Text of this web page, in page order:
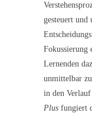
gesteuert und
Fokussierung
Lernenden
unmittelbar
in den
Plus fungiert